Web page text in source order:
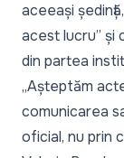
aceeași
acest lucru” și
din partea
„Așteptăm
comunicarea
oficial, nu prin